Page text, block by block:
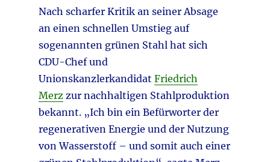
Nach scharfer Kritik an seiner Absage
an einen schnellen Umstieg auf
sogenannten grünen Stahl hat sich
CDU-Chef und
Unionskanzlerkandidat Friedrich
Merzzur nachhaltigen Stahlproduktion
bekannt. „Ich bin ein Befürworter der
regenerativen Energie und der Nutzung
von Wasserstoff – und somit auch einer